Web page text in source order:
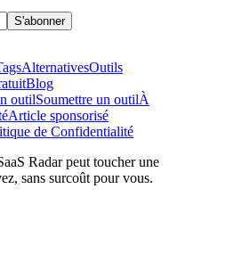
S'abonner
AlternativesOutils
Blog
outilSoumettre un outilÀ
Article sponsorisé
de Confidentialité
Radar peut toucher une
sans surcoût pour vous.